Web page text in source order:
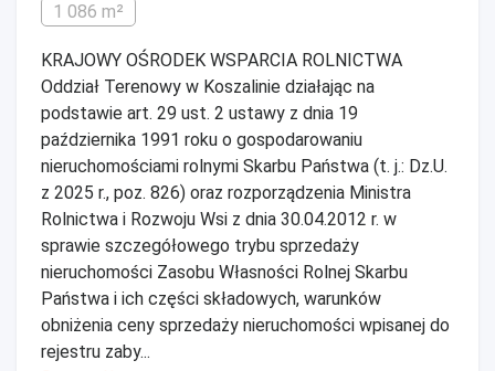
1 086 m²
KRAJOWY OŚRODEK WSPARCIA ROLNICTWA
Oddział Terenowy w Koszalinie działając na
podstawie art. 29 ust. 2 ustawy z dnia 19
października 1991 roku o gospodarowaniu
nieruchomościami rolnymi Skarbu Państwa (t. j.: Dz.U.
z 2025 r., poz. 826) oraz rozporządzenia Ministra
Rolnictwa i Rozwoju Wsi z dnia 30.04.2012 r. w
sprawie szczegółowego trybu sprzedaży
nieruchomości Zasobu Własności Rolnej Skarbu
Państwa i ich części składowych, warunków
obniżenia ceny sprzedaży nieruchomości wpisanej do
rejestru zaby...